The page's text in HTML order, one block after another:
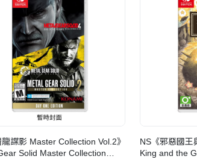
諜影 Master Collection Vol.2》
Solid Master Collection
NS《邪惡國王
King and the